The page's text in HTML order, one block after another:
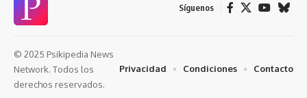
Síguenos
© 2025 Psikipedia News
Network. Todos los
derechos reservados.
Privacidad Condiciones Contacto